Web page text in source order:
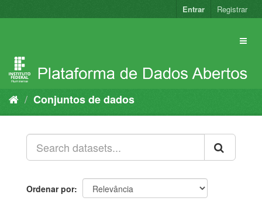
para
Entrar Registrar
Conjuntos de dados
Ordenar por